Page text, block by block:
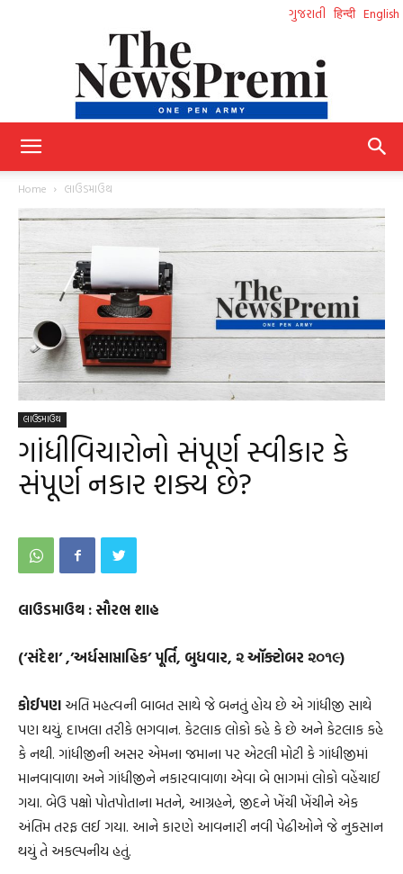
ગુજરાતી हिन्दी English
Gujarati
Home લાઉડમાઉથ
લાઉડમાઉથ
ગાંધીવિચારોનો સંપૂર્ણ સ્વીકાર કે
સંપૂર્ણ નકાર શક્ય છે?
લાઉડમાઉથ : સૌરભ શાહ
(‘સંદેશ’ ,’અર્ધસાપ્તાહિક’ પૂર્તિ, બુધવાર, ૨ ઑક્ટોબર ૨૦૧૯)
કોઈપણ અતિ મહત્વની બાબત સાથે જે બનતું હોય છે એ ગાંધીજી સાથે
પણ થયું. દાખલા તરીકે ભગવાન. કેટલાક લોકો કહે કે છે અને કેટલાક કહે
કે નથી. ગાંધીજીની અસર એમના જમાના પર એટલી મોટી કે ગાંધીજીમાં
માનવાવાળા અને ગાંધીજીને નકારવાવાળા એવા બે ભાગમાં લોકો વહેંચાઈ
ગયા. બેઉ પક્ષો પોતપોતાના મતને, આગ્રહને, જીદને ખેંચી ખેંચીને એક
અંતિમ તરફ લઈ ગયા. આને કારણે આવનારી નવી પેઢીઓને જે નુકસાન
થયું તે અકલ્પનીય હતું.